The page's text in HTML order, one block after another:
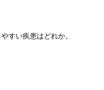
すい疾患はどれか。